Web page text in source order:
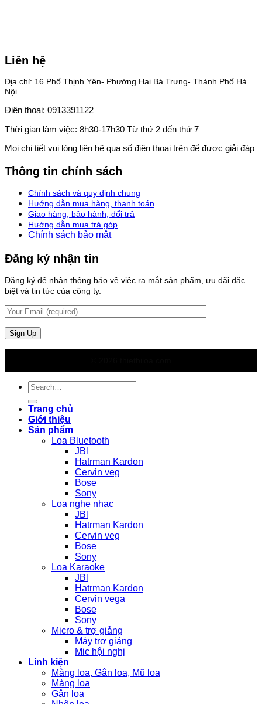
Liên hệ
Địa chỉ: 16 Phố Thịnh Yên- Phường Hai Bà Trưng- Thành Phố Hà
Nội.
Điện thoại: 0913391122
Thời gian làm việc: 8h30-17h30 Từ thứ 2 đến thứ 7
Mọi chi tiết vui lòng liên hệ qua số điện thoại trên để được giải đáp
Thông tin chính sách
Chính sách và quy định chung
Hướng dẫn mua hàng, thanh toán
Giao hàng, bảo hành, đổi trả
Hướng dẫn mua trả góp
Chính sách bảo mật
Đăng ký nhận tin
Đăng ký để nhận thông báo về việc ra mắt sản phẩm, ưu đãi đặc
biệt và tin tức của công ty.
Search
for:
Trang chủ
Giới thiệu
Sản phẩm
Loa Bluetooth
JBl
Hatrman Kardon
Cervin veg
Bose
Sony
Loa nghe nhạc
JBl
Hatrman Kardon
Cervin veg
Bose
Sony
Loa Karaoke
JBl
Hatrman Kardon
Cervin vega
Bose
Sony
Micro & trợ giảng
Máy trợ giảng
Mic hội nghị
Linh kiện
Màng loa, Gân loa, Mũ loa
Màng loa
Gân loa